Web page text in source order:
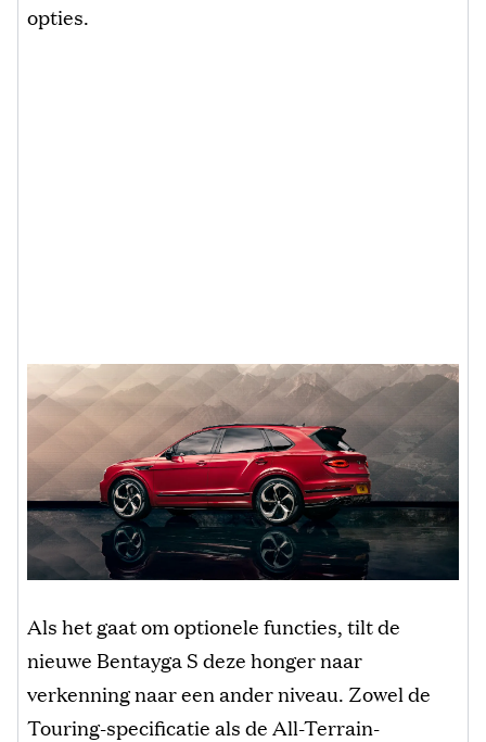
opties.
Als het gaat om optionele functies, tilt de
nieuwe Bentayga S deze honger naar
verkenning naar een ander niveau. Zowel de
Touring-specificatie als de All-Terrain-